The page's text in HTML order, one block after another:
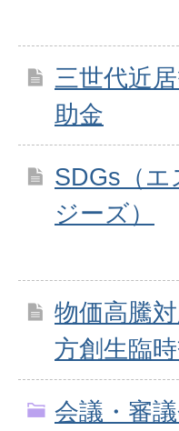
三世代近
助金
SDGs（エ
ジーズ）
物価高騰
方創生臨
会議・審